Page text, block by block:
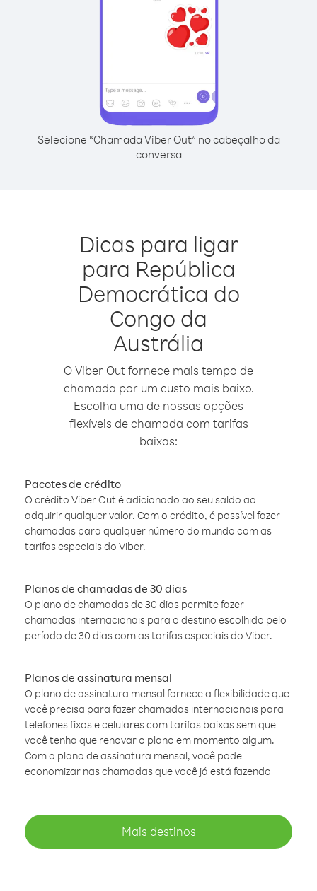
Selecione “Chamada Viber Out” no cabeçalho da
conversa
Dicas para ligar
para República
Democrática do
Congo da
Austrália
O Viber Out fornece mais tempo de
chamada por um custo mais baixo.
Escolha uma de nossas opções
flexíveis de chamada com tarifas
baixas:
Pacotes de crédito
O crédito Viber Out é adicionado ao seu saldo ao
adquirir qualquer valor. Com o crédito, é possível fazer
chamadas para qualquer número do mundo com as
tarifas especiais do Viber.
Planos de chamadas de 30 dias
O plano de chamadas de 30 dias permite fazer
chamadas internacionais para o destino escolhido pelo
período de 30 dias com as tarifas especiais do Viber.
Planos de assinatura mensal
O plano de assinatura mensal fornece a flexibilidade que
você precisa para fazer chamadas internacionais para
telefones fixos e celulares com tarifas baixas sem que
você tenha que renovar o plano em momento algum.
Com o plano de assinatura mensal, você pode
economizar nas chamadas que você já está fazendo
Mais destinos